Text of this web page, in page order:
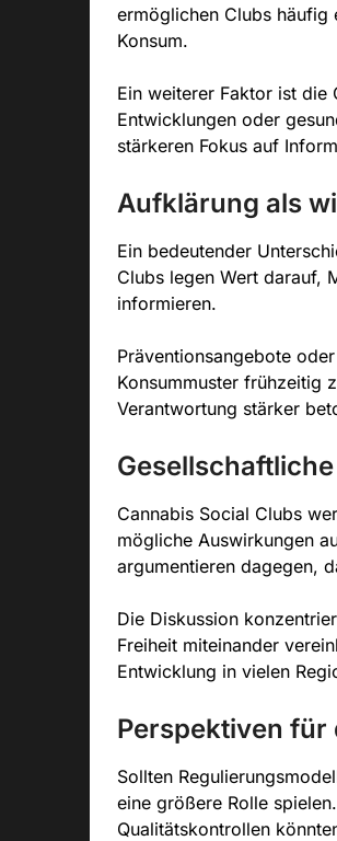
ermöglichen Clubs häufig
Konsum.
Ein weiterer Faktor ist die
Entwicklungen oder
stärkeren Fokus auf
Aufklärung als
Ein bedeutender
Clubs legen Wert darauf,
informieren.
Präventionsangebote
Konsummuster frühzeitig
Verantwortung stärker
Cannabis Social Clubs
mögliche Auswirkungen
argumentieren dagegen,
Die Diskussion
Freiheit miteinander
Entwicklung in vielen
Perspektiven für
Sollten
eine größere Rolle
Qualitätskontrollen